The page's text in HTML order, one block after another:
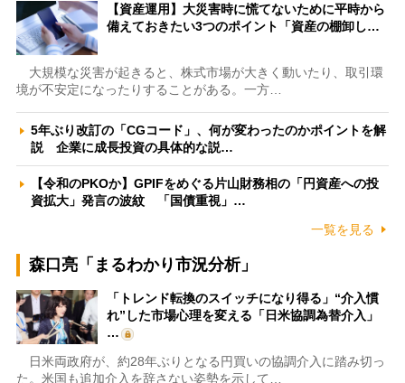
【資産運用】大災害時に慌てないために平時から
備えておきたい3つのポイント「資産の棚卸し…
大規模な災害が起きると、株式市場が大きく動いたり、取引環
境が不安定になったりすることがある。一方…
5年ぶり改訂の「CGコード」、何が変わったのかポイントを解
説 企業に成長投資の具体的な説…
【令和のPKOか】GPIFをめぐる片山財務相の「円資産への投
資拡大」発言の波紋 「国債重視」…
一覧を見る
森口亮「まるわかり市況分析」
「トレンド転換のスイッチになり得る」“介入慣
れ”した市場心理を変える「日米協調為替介入」
…
日米両政府が、約28年ぶりとなる円買いの協調介入に踏み切っ
た。米国も追加介入を辞さない姿勢を示して…